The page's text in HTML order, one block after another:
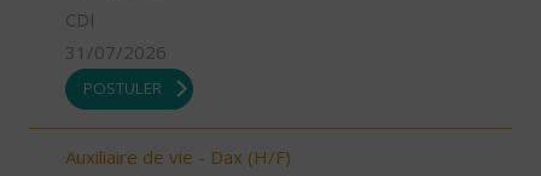
CDI
31/07/2026
POSTULER
Auxiliaire de vie - Dax (H/F)